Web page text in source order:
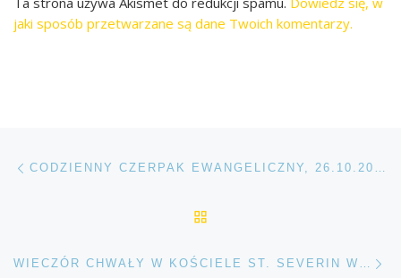
jaki sposób przetwarzane są dane Twoich komentarzy.
Przeglądanie Wpisów CODZIENNY CZERPAK EWANGELICZNY, 26.10.2019 R.
WIECZÓR CHWAŁY W KOŚCIELE ST. SEVERIN W WIEDNIU